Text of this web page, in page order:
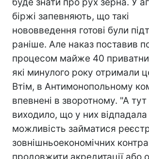
біржі запевняють, що такі
нововведення готові були
раніше. Але наказ поставив
процесом майже 40
які минулого року отримали
Втім, в Антимонопольному
впевнені в зворотному. "А тут
виходило, що у них відпадала
можливість займатися
зовнішньоекономічних